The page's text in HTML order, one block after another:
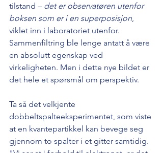
tilstand – det er observatøren utenfor
boksen som er i en superposisjon
viklet inn i laboratoriet utenfor.
Sammenfiltring ble lenge antatt å være
en absolutt egenskap ved
virkeligheten. Men i dette nye bildet er
det hele et spørsmål om perspektiv.
Ta så det velkjente
dobbeltspalteeksperimentet, som viste
at en kvantepartikkel kan bevege seg
gjennom to spalter i et gitter samtidig.